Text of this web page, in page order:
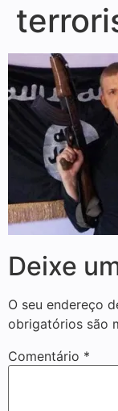
Deixe
O seu endereço
obrigatórios são
Comentário *